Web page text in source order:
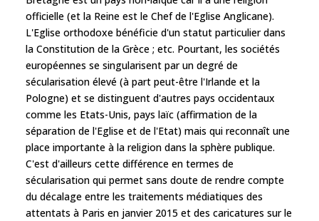
officielle (et la Reine est le Chef de l'Eglise Anglicane).
L'Eglise orthodoxe bénéficie d'un statut particulier dans
la Constitution de la Grèce ; etc. Pourtant, les sociétés
européennes se singularisent par un degré de
sécularisation élevé (à part peut-être l'Irlande et la
Pologne) et se distinguent d'autres pays occidentaux
comme les Etats-Unis, pays laïc (affirmation de la
séparation de l'Eglise et de l'Etat) mais qui reconnaît une
place importante à la religion dans la sphère publique.
C'est d'ailleurs cette différence en termes de
sécularisation qui permet sans doute de rendre compte
du décalage entre les traitements médiatiques des
attentats à Paris en janvier 2015 et des caricatures sur le